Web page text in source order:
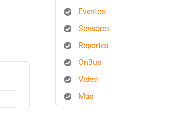
Eventos
Sensores
Reportes
OnBus
Video
Más